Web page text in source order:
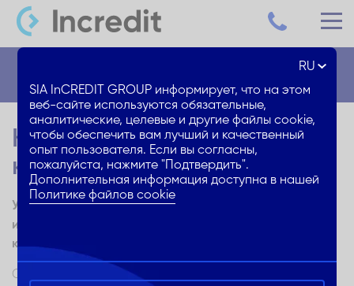
Как визуально увеличить
квартиру, не ломая стен?
Узнай, как с помощью небольших изменений, нового
интерьера и перестановки сделать маленькую
квартиру больше визуально и по ощущениям
Смена места жительства и, в особенности,
RU
SIA InCREDIT GROUP информирует, что на этом
веб-сайте используются обязательные,
аналитические, целевые и другие файлы cookie,
чтобы обеспечить вам лучший и качественный
опыт пользователя. Если вы согласны,
пожалуйста, нажмите "Подтвердить".
Дополнительная информация доступна в нашей
Политике файлов cookie